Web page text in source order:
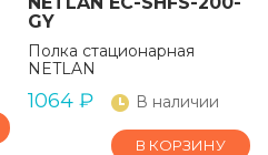
GY
Полка стационарная
NETLAN
1064 ₽ В наличии
В КОРЗИНУ